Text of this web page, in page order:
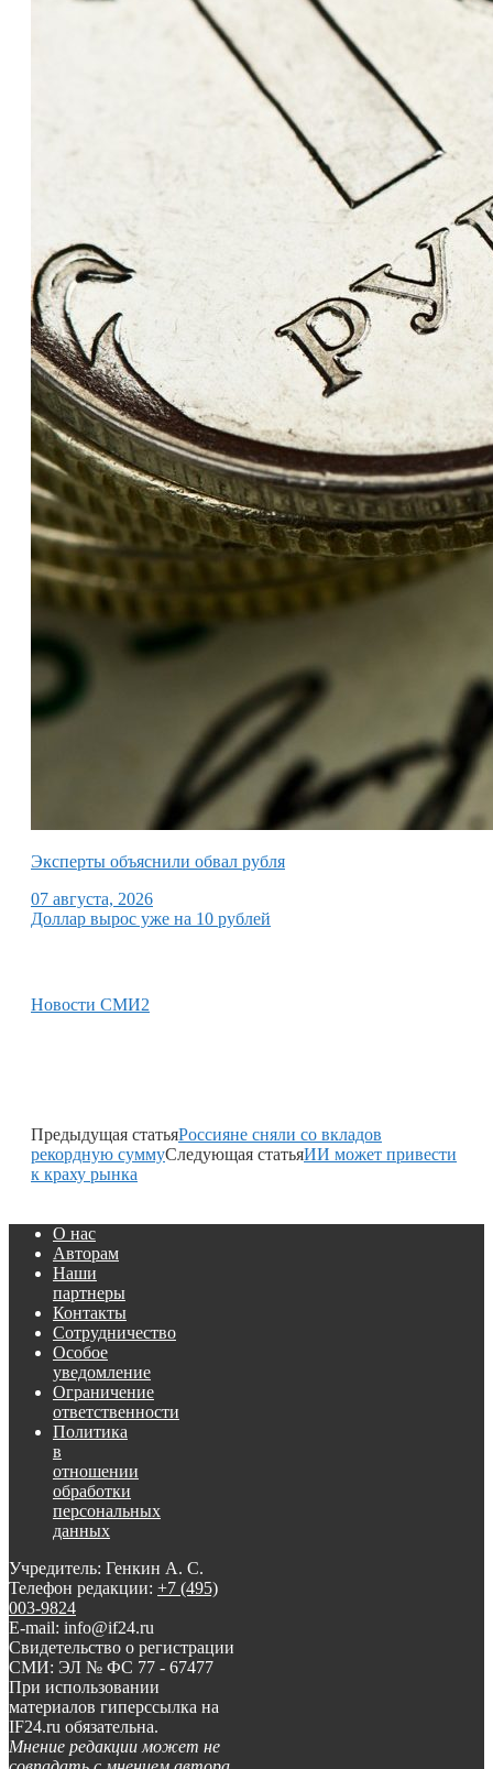
Эксперты объяснили обвал рубля
07 августа, 2026
Доллар вырос уже на 10 рублей
Новости СМИ2
Предыдущая статьяРоссияне сняли со вкладов
рекордную суммуСледующая статьяИИ может привести
к краху рынка
О нас
Авторам
Наши
партнеры
Контакты
Сотрудничество
Особое
уведомление
Ограничение
ответственности
Политика
в
отношении
обработки
персональных
данных
Учредитель: Генкин А. С.
Телефон редакции: +7 (495)
003-9824
E-mail: info@if24.ru
Свидетельство о регистрации
СМИ: ЭЛ № ФС 77 - 67477
При использовании
материалов гиперссылка на
IF24.ru обязательна.
Мнение редакции может не